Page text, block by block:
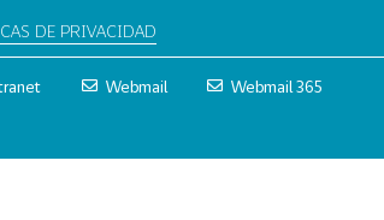
DE PRIVACIDAD
Webmail Webmail 365